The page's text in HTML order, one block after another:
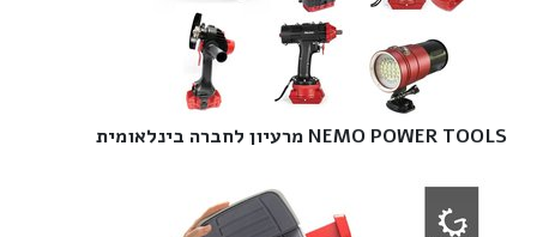
NEMO POWER TOOLS מרעיון לחברה בינלאומית‎